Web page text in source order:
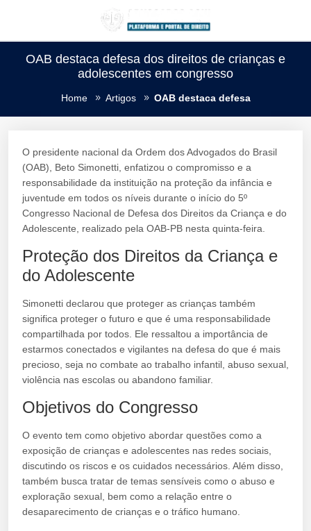
OAB destaca defesa dos direitos de crianças e
adolescentes em congresso
Home Artigos OAB destaca defesa
O presidente nacional da Ordem dos Advogados do Brasil
(OAB), Beto Simonetti, enfatizou o compromisso e a
responsabilidade da instituição na proteção da infância e
juventude em todos os níveis durante o início do 5º
Congresso Nacional de Defesa dos Direitos da Criança e do
Adolescente, realizado pela OAB-PB nesta quinta-feira.
Proteção dos Direitos da Criança e
do Adolescente
Simonetti declarou que proteger as crianças também
significa proteger o futuro e que é uma responsabilidade
compartilhada por todos. Ele ressaltou a importância de
estarmos conectados e vigilantes na defesa do que é mais
precioso, seja no combate ao trabalho infantil, abuso sexual,
violência nas escolas ou abandono familiar.
Objetivos do Congresso
O evento tem como objetivo abordar questões como a
exposição de crianças e adolescentes nas redes sociais,
discutindo os riscos e os cuidados necessários. Além disso,
também busca tratar de temas sensíveis como o abuso e
exploração sexual, bem como a relação entre o
desaparecimento de crianças e o tráfico humano.